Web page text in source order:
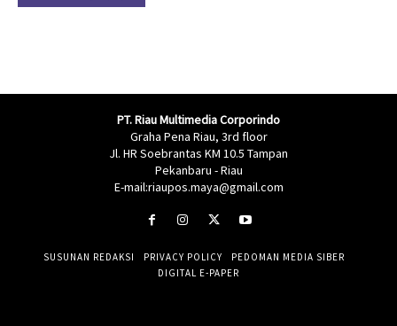
PT. Riau Multimedia Corporindo
Graha Pena Riau, 3rd floor
Jl. HR Soebrantas KM 10.5 Tampan
Pekanbaru - Riau
E-mail:riaupos.maya@gmail.com
SUSUNAN REDAKSI PRIVACY POLICY
PEDOMAN MEDIA SIBER
DIGITAL E-PAPER